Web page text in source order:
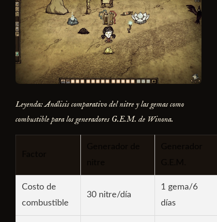
Leyenda: Análisis comparativo del nitre y las gemas como
combustible para los generadores G.E.M. de Winona.
Costo de
combustible
30 nitre/día
1 gema/6
días